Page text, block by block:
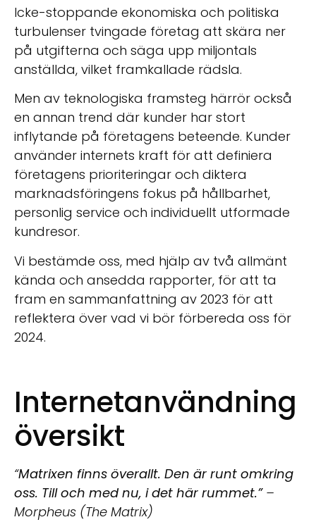
Icke-stoppande ekonomiska och politiska
turbulenser tvingade företag att skära ner
på utgifterna och säga upp miljontals
anställda, vilket framkallade rädsla.
Men av teknologiska framsteg härrör också
en annan trend där kunder har stort
inflytande på företagens beteende. Kunder
använder internets kraft för att definiera
företagens prioriteringar och diktera
marknadsföringens fokus på hållbarhet,
personlig service och individuellt utformade
kundresor.
Vi bestämde oss, med hjälp av två allmänt
kända och ansedda rapporter, för att ta
fram en sammanfattning av 2023 för att
reflektera över vad vi bör förbereda oss för
2024.
Internetanvändning
översikt
“Matrixen finns överallt. Den är runt omkring
oss. Till och med nu, i det här rummet.” –
Morpheus (The Matrix)